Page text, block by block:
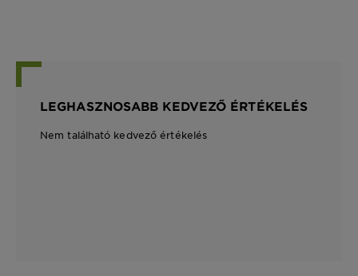
LEGHASZNOSABB KEDVEZŐ ÉRTÉKELÉS
Nem található kedvező értékelés